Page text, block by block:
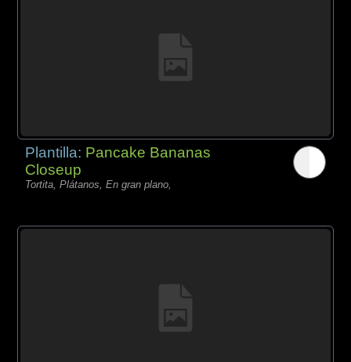
Plantilla: Pancake Bananas
Closeup
Tortita, Plátanos, En gran plano,